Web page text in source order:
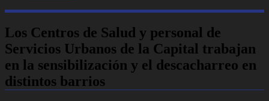
Los Centros de Salud y personal de
Servicios Urbanos de la Capital trabajan
en la sensibilización y el descacharreo en
distintos barrios